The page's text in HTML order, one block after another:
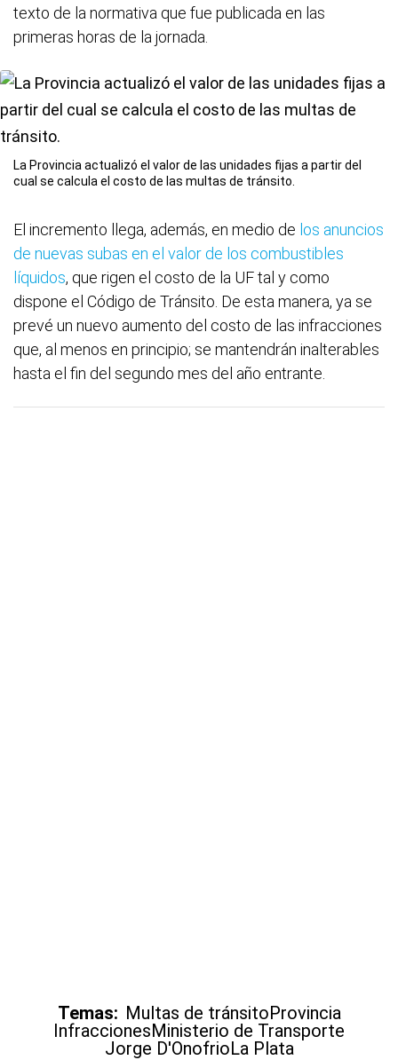
texto de la normativa que fue publicada en las
primeras horas de la jornada.
La Provincia actualizó el valor de las unidades fijas a partir del
cual se calcula el costo de las multas de tránsito.
El incremento llega, además, en medio de los anuncios
de nuevas subas en el valor de los combustibles
líquidos, que rigen el costo de la UF tal y como
dispone el Código de Tránsito. De esta manera, ya se
prevé un nuevo aumento del costo de las infracciones
que, al menos en principio; se mantendrán inalterables
hasta el fin del segundo mes del año entrante.
Temas: Multas de tránsitoProvincia
InfraccionesMinisterio de Transporte
Jorge D'OnofrioLa Plata